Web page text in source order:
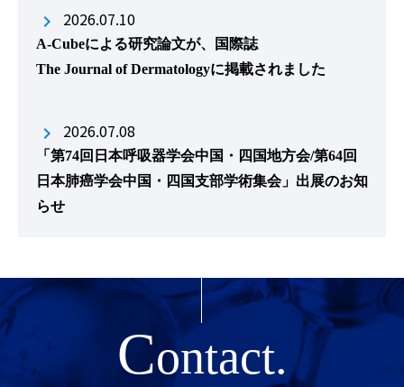
2026.07.10
A-Cubeによる研究論文が、国際誌
The Journal of Dermatologyに掲載されました
2026.07.08
「第74回日本呼吸器学会中国・四国地方会/第64回
日本肺癌学会中国・四国支部学術集会」出展のお知
らせ
Contact.